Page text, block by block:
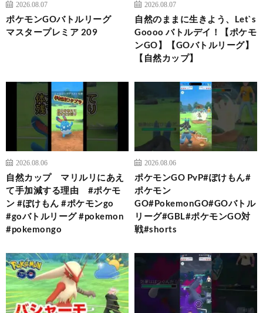
2026.08.07
ポケモンGOバトルリーグ
マスタープレミア 209
2026.08.07
自然のままに生きよう、Let`s
Goooo バトルデイ！【ポケモ
ンGO】【GOバトルリーグ】
【自然カップ】
2026.08.06
自然カップ マリルリにあえ
て手加減する理由 #ポケモ
ン #ぽけもん #ポケモンgo
#goバトルリーグ #pokemon
#pokemongo
2026.08.06
ポケモンGO PvP#ぽけもん#
ポケモン
GO#PokemonGO#GOバトル
リーグ#GBL#ポケモンGO対
戦#shorts